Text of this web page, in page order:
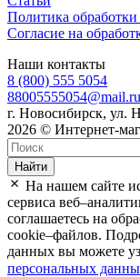
Политика
Согласие на
Наши контакты
8 (800) 555 5054
88005555054@mail.ru
г. Новосибирск, ул.
2026 © Интернет-
Найти
На нашем сайте
сервиса
соглашаетесь на
cookie–файлов.
данных вы можете
персональных